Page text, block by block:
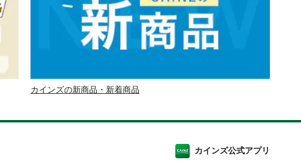
カインズの新商品・新着商品
カインズ公式アプリ